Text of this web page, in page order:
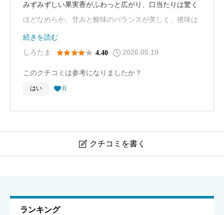
みずみずしい果実香がふわっと広がり、口当たりは驚く
ほどなめらか。甘みと酸味のバランスが美しく、後味は
スッと綺麗に切れていきます。鳳凰美田らしい華やかさ
を楽しみつつ、重たさを感じにくい完成度の高い一本で
続きを読む
しろたま  4.40 2026.05.19
このクチコミは参考になりましたか？
はい  0
 クチコミを書く
ランキング